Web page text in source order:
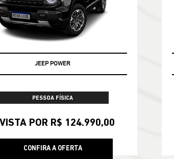
JEEP POWER
PESSOA FÍSICA
POR R$ 124.990,00
CONFIRA A OFERTA